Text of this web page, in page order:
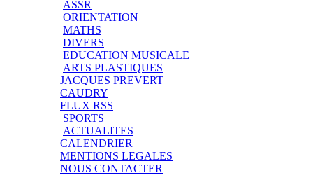
ASSR
ORIENTATION
MATHS
DIVERS
EDUCATION MUSICALE
ARTS PLASTIQUES
JACQUES PREVERT
CAUDRY
FLUX RSS
SPORTS
ACTUALITES
CALENDRIER
MENTIONS LEGALES
NOUS CONTACTER